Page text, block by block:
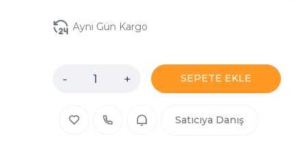
Aynı Gün Kargo
- + SEPETE EKLE
Satıcıya Danış